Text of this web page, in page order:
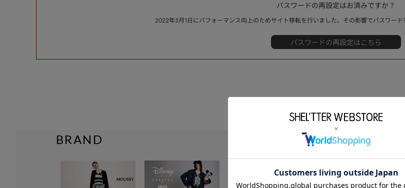
パスワードの再設定はお済みですか？
2022年3月1日にパフォーマンス向上のためサイト移転を行いました。その影響でパスワード
BRAND